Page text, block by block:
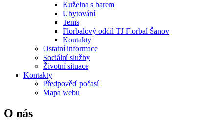
Kuželna s barem
Ubytování
Tenis
Florbalový oddíl TJ Florbal Šanov
Kontakty
Ostatní informace
Sociální služby
Životní situace
Kontakty
Předpověď počasí
Mapa webu
O nás